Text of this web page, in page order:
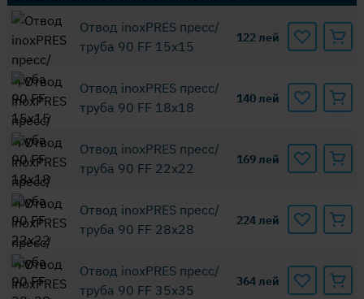
Отвод inoxPRES пресс/
труба 90 FF 15x15
122лей
Отвод inoxPRES пресс/
труба 90 FF 18x18
140лей
Отвод inoxPRES пресс/
труба 90 FF 22x22
169лей
Отвод inoxPRES пресс/
труба 90 FF 28x28
224лей
Отвод inoxPRES пресс/
труба 90 FF 35x35
364лей